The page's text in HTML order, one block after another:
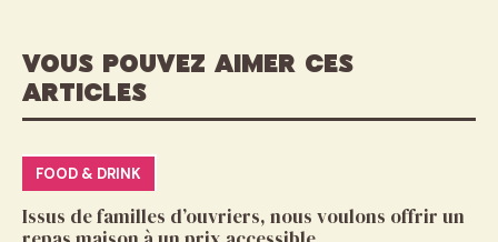
VOUS POUVEZ AIMER CES
ARTICLES
FOOD & DRINK
Issus de familles d’ouvriers, nous voulons offrir un